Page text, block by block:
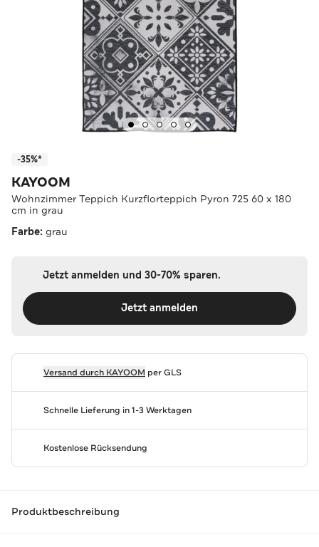
-35%*
KAYOOM
Wohnzimmer Teppich Kurzflorteppich Pyron 725 60 x 180
cm in grau
Farbe: grau
Jetzt anmelden und 30-70% sparen.
Jetzt anmelden
Versand durch KAYOOM per GLS
Schnelle Lieferung in 1-3 Werktagen
Kostenlose Rücksendung
Produktbeschreibung